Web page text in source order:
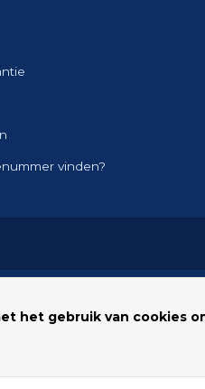
vinden?
het gebruik van cookies